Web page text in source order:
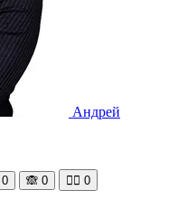
Андрей
0 🙈 0 🧘‍♀️ 0